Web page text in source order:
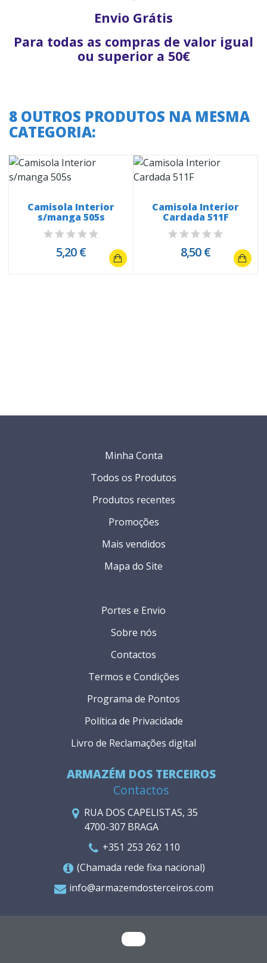
Envio Grátis
Para todas as compras de valor igual
ou superior a 50€
8 OUTROS PRODUTOS NA MESMA
CATEGORIA:
Camisola Interior
s/manga 505s
5,20 €
Camisola Interior
Cardada 511F
8,50 €
ARMAZÉM DOS TERCEIROS
Contactos
RUA DOS CAPELISTAS, 35
4700-307 BRAGA
+351 253 262 110
(Chamada rede fixa nacional)
info@armazemdosterceiros.com
Portes e Envio
Sobre nós
Contactos
Termos e Condições
Programa de Pontos
Política de Privacidade
Livro de Reclamações digital
Minha Conta
Todos os Produtos
Produtos recentes
Promoções
Mais vendidos
Mapa do Site